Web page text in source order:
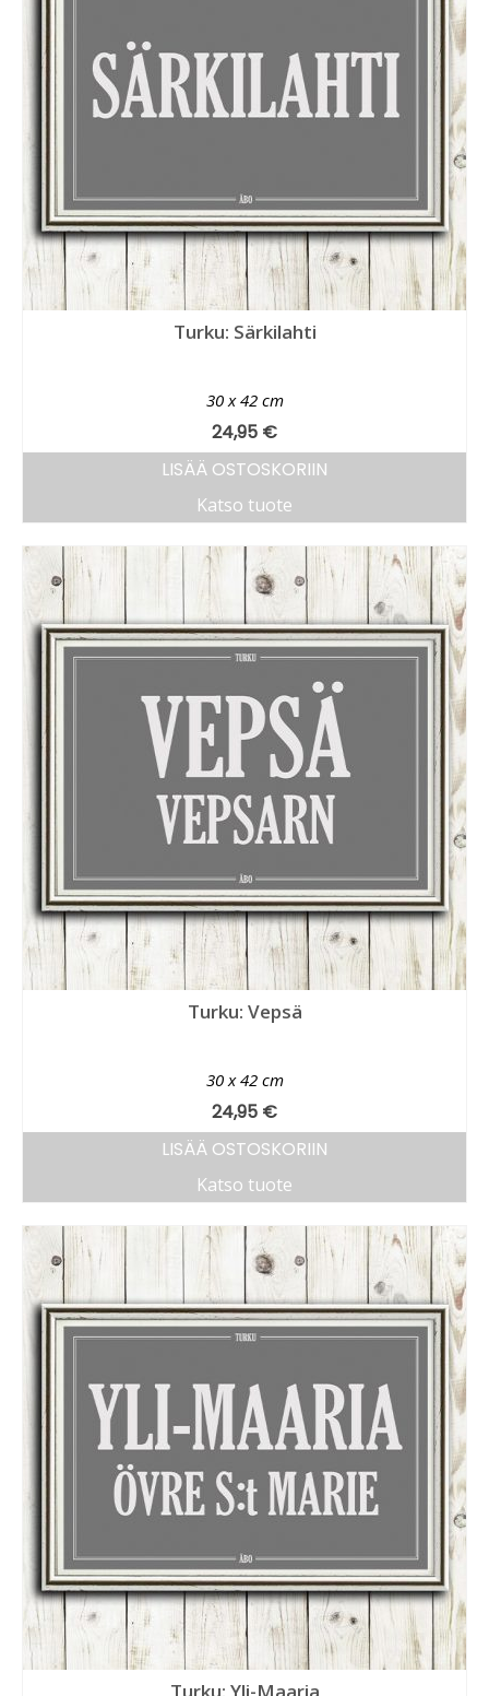
Turku: Särkilahti
30 x 42 cm
24,95 €
LISÄÄ OSTOSKORIIN
Katso tuote
Turku: Vepsä
30 x 42 cm
24,95 €
LISÄÄ OSTOSKORIIN
Katso tuote
Turku: Yli-Maaria